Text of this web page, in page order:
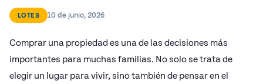
LOTES 10 de junio, 2026
Comprar una propiedad es una de las decisiones más
importantes para muchas familias. No solo se trata de
elegir un lugar para vivir, sino también de pensar en el